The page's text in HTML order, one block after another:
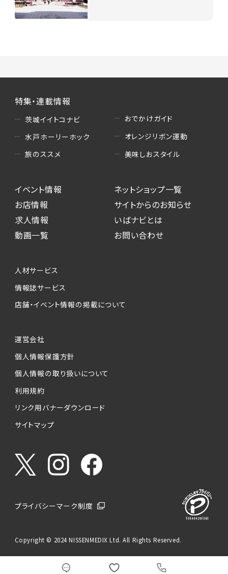
特集・連載情報
茨城イイトコナビ
水戸ホーリーホック
旅のススメ
おでかけガイド
オレンジリボン運動
美味しおスタイル
イベント情報
お店情報
求人情報
動画一覧
ネットショップ一覧
サイトからのお知らせ
いばナビとは
お問い合わせ
人材サービス
情報誌サービス
店舗・イベント情報の掲載について
運営会社
個人情報保護方針
個人情報の取り扱いについて
利用規約
リンク用バナーダウンロード
サイトマップ
プライバシーマーク制度
Copyright © 2024 NISSENMEDIX Ltd. All Rights Reserved.